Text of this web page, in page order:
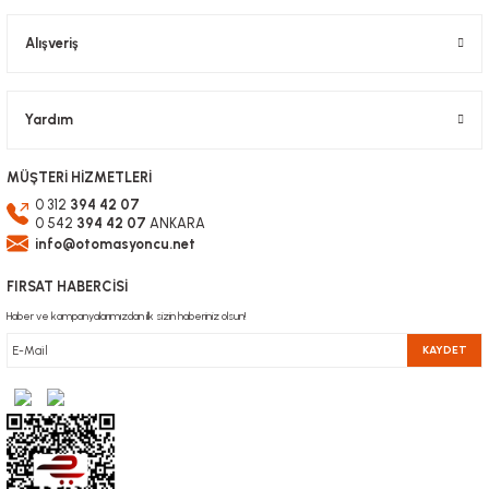
Alışveriş
Yardım
MÜŞTERİ HİZMETLERİ
0 312 394 42 07
0 542 394 42 07 ANKARA
info@otomasyoncu.net
FIRSAT HABERCİSİ
Haber ve kampanyalarımızdan ilk sizin haberiniz olsun!
KAYDET